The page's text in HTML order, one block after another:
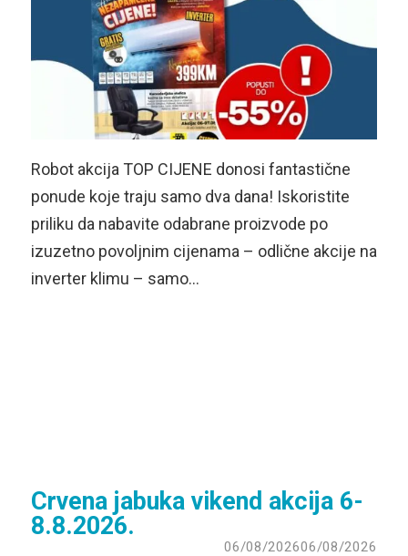
Robot akcija TOP CIJENE donosi fantastične
ponude koje traju samo dva dana! Iskoristite
priliku da nabavite odabrane proizvode po
izuzetno povoljnim cijenama – odlične akcije na
inverter klimu – samo…
Crvena jabuka vikend akcija 6-
8.8.2026.
06/08/202606/08/2026